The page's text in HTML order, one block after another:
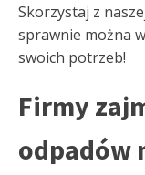
Skorzystaj z
sprawnie można
swoich potrzeb!
Firmy
odpadów